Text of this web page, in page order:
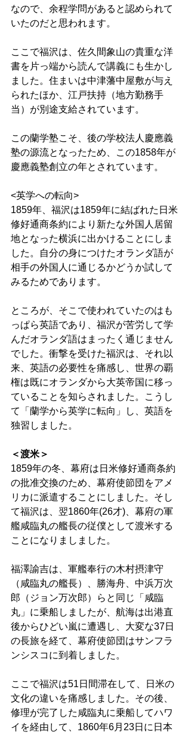
なので、余程学問があると認められて
いたのだと思われます。
ここで福沢は、佐久間象山の貴重な洋
書を片っ端から読んで講義にも生かし
ました。住まいは中津藩中屋敷が与え
られたほか、江戸扶持（地方勤務手
当）が別途支給されています。
この蘭学塾こそ、後の学校法人慶應義
塾の源流となったため、この1858年が
慶應義塾創立の年とされています。
<英学への転向>
1859年、福沢は1859年に結ばれた日米
修好通商条約により新たな外国人居留
地となった横浜に出かけることにしま
した。自分の身につけたオランダ語が
相手の外国人に通じるかどうか試して
みるためであります。
ところが、そこで使われていたのはも
っぱら英語であり、福沢が苦労して学
んだオランダ語はまったく通じません
でした。衝撃を受けた福沢は、それ以
来、英語の必要性を痛感し、世界の覇
権は既にオランダから大英帝国に移っ
ていることを知らされました。こうし
て「蘭学から英学に転向」し、英語を
独習しました。
＜渡米＞
1859年の冬、幕府は日米修好通商条約
の批准交換のため、幕府使節団をアメ
リカに派遣することにしました。そし
て福沢は、翌1860年(26才)、幕府の軍
艦咸臨丸の艦長の従僕として渡米する
ことになりましました。
福澤諭吉は、軍艦奉行の木村摂津守
（咸臨丸の艦長）、勝海舟、中浜万次
郎（ジョン万次郎）らと同じ「咸臨
丸」に乗船しましたが、航海は出港直
後からひどい嵐に遭遇し、大変な37日
の長旅を経て、幕府使節団はサンフラ
ンシスコに到着しました。
ここで福沢は51日間滞在して、日米の
文化の違いを痛感しました。その後、
修理が完了した咸臨丸に乗船してハワ
イを経由して、1860年6月23日に日本